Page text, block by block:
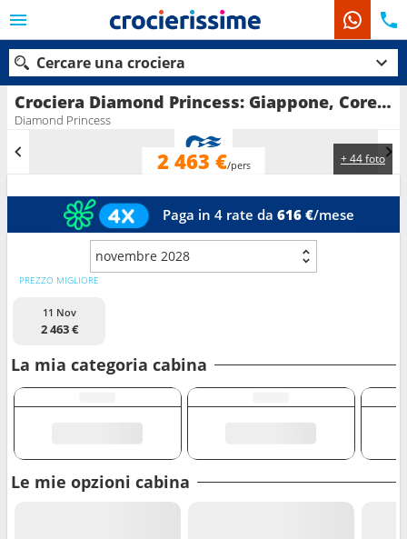
Crociera Diamond Princess: Giappone, Corea del Sud in partenza da Tokyo
Diamond Princess
+ 44 foto
2 463 €/pers
Paga in 4 rate da 616 €/mese
novembre 2028
PREZZO MIGLIORE
11 Nov
2 463 €
La mia categoria cabina
Le mie opzioni cabina
Cercare una crociera
Le nostre destinazioni
Mesi di partenza
Compagnie